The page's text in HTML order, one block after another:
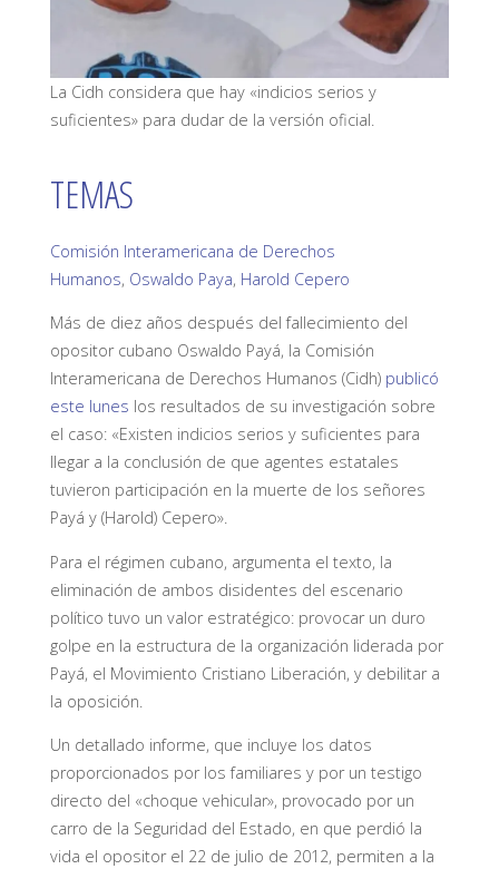
La Cidh considera que hay «indicios serios y
suficientes» para dudar de la versión oficial.
TEMAS
Comisión Interamericana de Derechos
Humanos, Oswaldo Paya, Harold Cepero
Más de diez años después del fallecimiento del
opositor cubano Oswaldo Payá, la Comisión
Interamericana de Derechos Humanos (Cidh) publicó
este lunes los resultados de su investigación sobre
el caso: «Existen indicios serios y suficientes para
llegar a la conclusión de que agentes estatales
tuvieron participación en la muerte de los señores
Payá y (Harold) Cepero».
Para el régimen cubano, argumenta el texto, la
eliminación de ambos disidentes del escenario
político tuvo un valor estratégico: provocar un duro
golpe en la estructura de la organización liderada por
Payá, el Movimiento Cristiano Liberación, y debilitar a
la oposición.
Un detallado informe, que incluye los datos
proporcionados por los familiares y por un testigo
directo del «choque vehicular», provocado por un
carro de la Seguridad del Estado, en que perdió la
vida el opositor el 22 de julio de 2012, permiten a la